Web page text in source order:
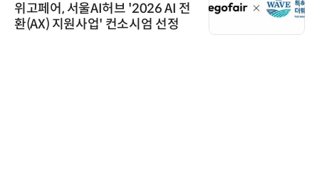
위고페어, 서울AI허브 '2026 AI 전
환(AX) 지원사업' 컨소시엄 선정